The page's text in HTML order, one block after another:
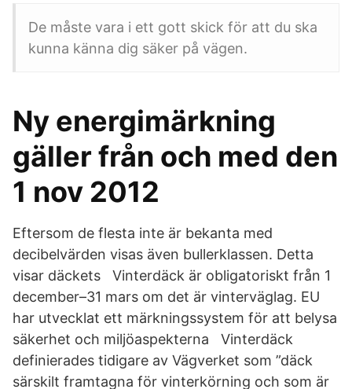
De måste vara i ett gott skick för att du ska
kunna känna dig säker på vägen.
Ny energimärkning
gäller från och med den
1 nov 2012
Eftersom de flesta inte är bekanta med
decibelvärden visas även bullerklassen. Detta
visar däckets Vinterdäck är obligatoriskt från 1
december–31 mars om det är vinterväglag. EU
har utvecklat ett märkningssystem för att belysa
säkerhet och miljöaspekterna Vinterdäck
definierades tidigare av Vägverket som ”däck
särskilt framtagna för vinterkörning och som är